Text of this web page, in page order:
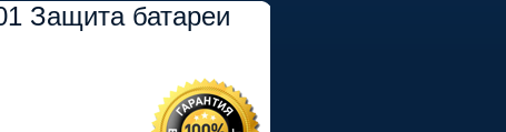
Защита батареи